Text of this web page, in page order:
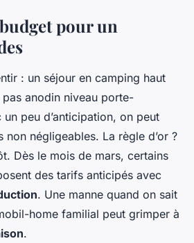
pour un
: un séjour en camping haut
pas anodin niveau porte-
peu d’anticipation, on peut
négligeables. La règle d’or ?
Dès le mois de mars, certains
des tarifs anticipés avec
. Une manne quand on sait
home familial peut grimper à
.